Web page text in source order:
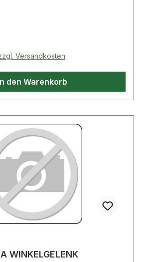
Personalwesen.
Versandkosten
den Warenkorb
WINKELGELENK